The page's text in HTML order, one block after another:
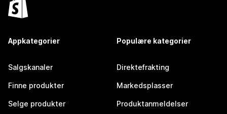
Appkategorier
Salgskanaler
Finne produkter
Selge produkter
Populære kategorier
Direktefrakting
Markedsplasser
Produktanmeldelser